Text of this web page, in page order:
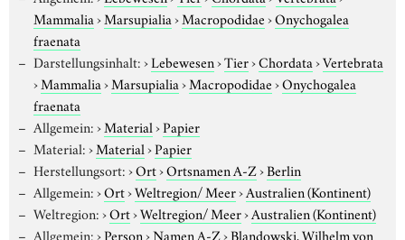
Mammalia›Marsupialia›Macropodidae›Onychogalea
fraenata
Darstellungsinhalt:›Lebewesen›Tier›Chordata›Vertebrata
›Mammalia›Marsupialia›Macropodidae›Onychogalea
fraenata
Allgemein:›Material›Papier
Material:›Material›Papier
Herstellungsort:›Ort›Ortsnamen A-Z›Berlin
Allgemein:›Ort›Weltregion/ Meer›Australien (Kontinent)
Weltregion:›Ort›Weltregion/ Meer›Australien (Kontinent)
Allgemein:›Person›Namen A-Z›Blandowski, Wilhelm von